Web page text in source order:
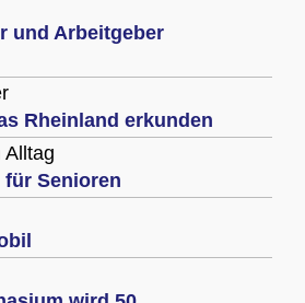
und Arbeitgeber
Rheinland erkunden
Alltag
Senioren